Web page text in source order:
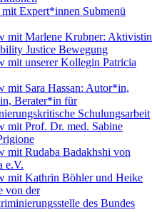
mit Expert*innen Submenü
mit Marlene Krubner: Aktivistin
Justice Bewegung
mit unserer Kollegin Patricia
mit Sara Hassan: Autor*in,
Berater*in für
Schulungsarbeit
mit Prof. Dr. med. Sabine
mit Rudaba Badakhshi von
e.V.
mit Kathrin Böhler und Heike
von der
des Bundes